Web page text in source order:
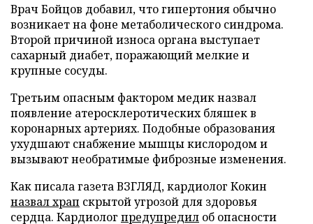
Врач Бойцов добавил, что гипертония обычно
возникает на фоне метаболического синдрома.
Второй причиной износа органа выступает
сахарный диабет, поражающий мелкие и
крупные сосуды.
Третьим опасным фактором медик назвал
появление атеросклеротических бляшек в
коронарных артериях. Подобные образования
ухудшают снабжение мышцы кислородом и
вызывают необратимые фиброзные изменения.
Как писала газета ВЗГЛЯД, кардиолог Кокин
назвал храп скрытой угрозой для здоровья
сердца. Кардиолог предупредил об опасности